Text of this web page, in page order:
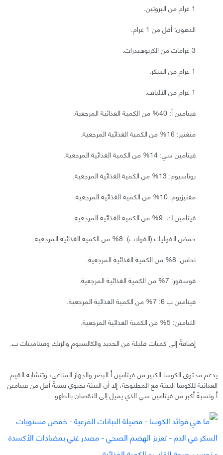
الدهون: أقل من 1 غرام.
فيتامين أ: 40% من الكمية الغذائية المرجعية.
منغنيز: 16% من الكمية الغذائية المرجعية.
فيتامين سي: 14% من الكمية الغذائية المرجعية.
بوتاسيوم: 13% من الكمية الغذائية المرجعية.
مغنيزيوم: 10% من الكمية الغذائية المرجعية.
فيتامين ك: 9% من الكمية الغذائية المرجعية.
حمض الفوليك (الفولات): 8% من الكمية الغذائية المرجعية.
نحاس: 8% من الكمية الغذائية المرجعية.
فوسفور: 7% من الكمية الغذائية المرجعية.
فيتامين ب 6: 7% من الكمية الغذائية المرجعية.
الثيامين: 5% من الكمية الغذائية المرجعية.
إضافةً إلى كميات قليلة من الحديد والكالسيوم والزنك وفيتامينات ب.
يدعم محتوى الكوسا الكبير من فيتامين أ البصر والجهاز المناعي، وتتشابه القيم
الغذائية للكوسا النيئة مع المطبوخة، إلا أن النيئة تحتوي نسبةً أقل من فيتامين
أ ونسبةً أكبر من فيتامين سي الذي يميل إلى النقصان بالطهو.